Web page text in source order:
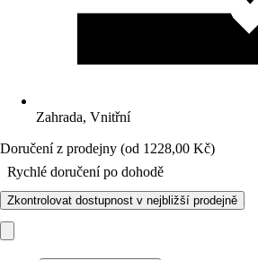
Zahrada, Vnitřní
Doručení z prodejny (od 1228,00 Kč)
Rychlé doručení po dohodě
Zkontrolovat dostupnost v nejbližší prodejně